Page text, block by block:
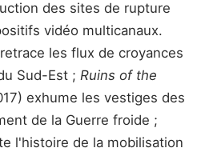
des sites de rupture
vidéo multicanaux.
les flux de croyances
Sud-Est ; Ruins of the
exhume les vestiges des
de la Guerre froide ;
l'histoire de la mobilisation